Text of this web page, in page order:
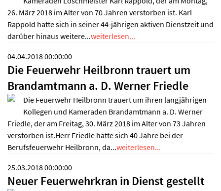
26. März 2018 im Alter von 70 Jahren verstorben ist. Karl
Rappold hatte sich in seiner 44-jährigen aktiven Dienstzeit und
darüber hinaus weitere...weiterlesen...
04.04.2018 00:00:00
Die Feuerwehr Heilbronn trauert um
Brandamtmann a. D. Werner Friedle
Die Feuerwehr Heilbronn trauert um ihren langjährigen
Kollegen und Kameraden Brandamtmann a. D. Werner
Friedle, der am Freitag, 30. März 2018 im Alter von 73 Jahren
verstorben ist.Herr Friedle hatte sich 40 Jahre bei der
Berufsfeuerwehr Heilbronn, da...weiterlesen...
25.03.2018 00:00:00
Neuer Feuerwehrkran in Dienst gestellt